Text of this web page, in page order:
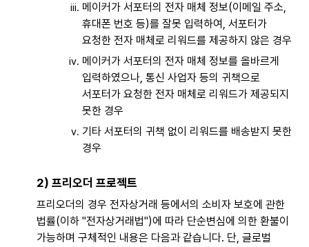
메이커가 서포터의 전자 매체 정보(이메일 주소,
휴대폰 번호 등)를 잘못 입력하여, 서포터가
요청한 전자 매체로 리워드를 제공하지 않은 경우
메이커가 서포터의 전자 매체 정보를 올바르게
입력하였으나, 통신 사업자 등의 귀책으로
서포터가 요청한 전자 매체로 리워드가 제공되지
못한 경우
기타 서포터의 귀책 없이 리워드를 배송받지 못한
경우
2) 프리오더 프로젝트
프리오더의 경우 전자상거래 등에서의 소비자 보호에 관한
법률(이하 "전자상거래법")에 따라 단순변심에 의한 환불이
가능하며 구체적인 내용은 다음과 같습니다. 단, 글로벌